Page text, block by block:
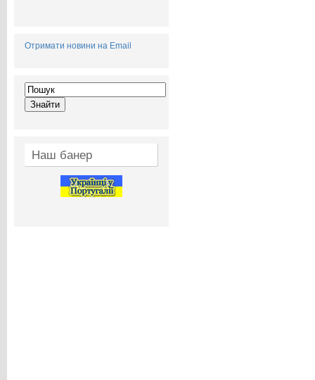
Отримати новини на Email
Наш банер